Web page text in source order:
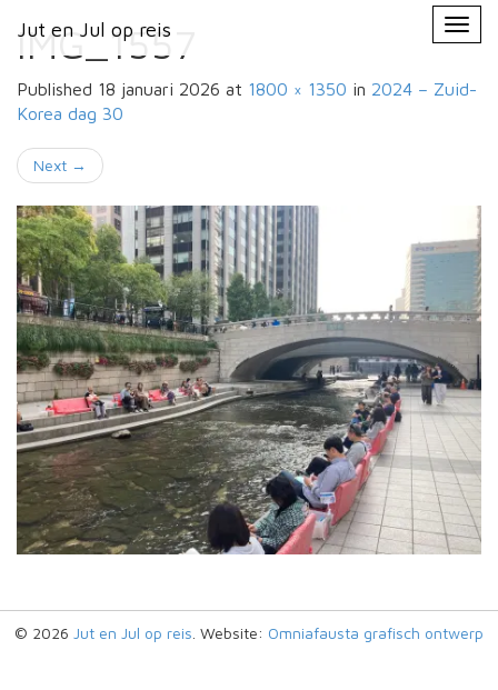
Jut en Jul op reis
Primary
Menu
Jut en Jul op reis
IMG_1557
Published 18 januari 2026 at 1800 × 1350 in 2024 – Zuid-
Korea dag 30
Next →
© 2026 Jut en Jul op reis . Website: Omniafausta grafisch ontwerp